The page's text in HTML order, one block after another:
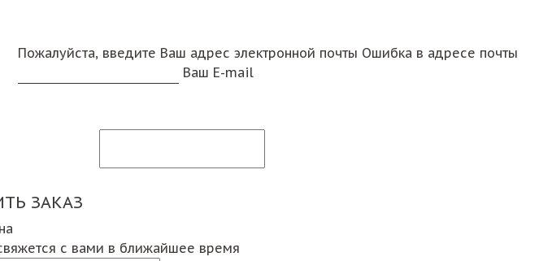
Пожалуйста, введите Ваш адрес электронной почты Ошибка в адресе почты
Ваш E-mail
ЗАКАЗ
на
с вами в ближайшее время